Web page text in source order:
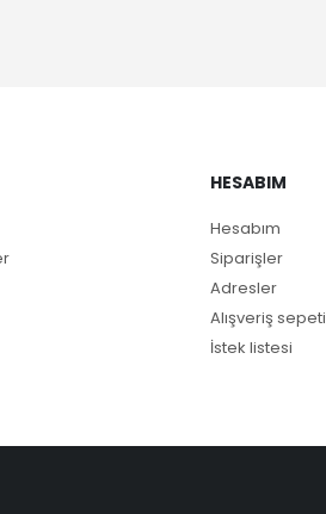
HESABIM
Hesabım
Siparişler
Adresler
Alışveriş sepeti
İstek listesi